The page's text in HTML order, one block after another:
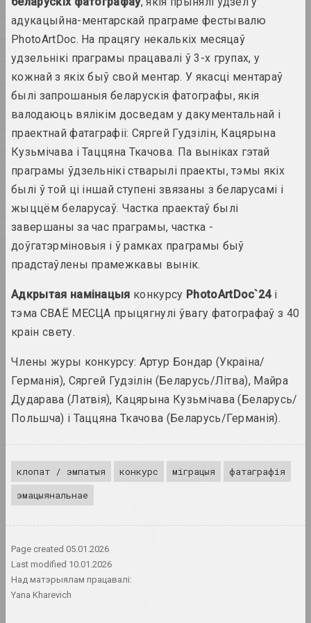
1995
1994
1992
1991
1990
1989
1988
1987
1985
1984
1982
1971
constraints
2024. выстава
1374 год
2024. выстава
2024. выстава
Крохалёў Кірыл, Руслан Вашкевіч, Віктар
Нікалаеў, Арт Фестываль
Art Festival 2024
Аляксей Шлык
GOO
2024. персанальная выстава
Леся Пчолка
Great Stone
in-between
2024. выстава
Кацярына Кузьмічова
Ганна Сакалова
адукацыйна-ментарскай праграме фестывалю
PhotoArtDoc. На працягу некалькіх месяцаў
удзельнікі праграмы працавалі ў 3-х групах, у
кожнай з якіх быў свой ментар. У якасці ментараў
былі запрошаныя беларускія фатографы, якія
валодаюць вялікім досведам у дакументальнай і
праектнай фатаграфіі: Сяргей Гудзілін, Кацярына
Кузьмічава і Таццяна Ткачова. Па выніках гэтай
праграмы ўдзельнікі стварылі праекты, тэмы якіх
былі ў той ці іншай ступені звязаны з беларусамі і
жыццём беларусаў. Частка праектаў былі
завершаны за час праграмы, частка -
доўгатэрміновыя і ў рамках праграмы быў
прадстаўлены прамежкавы вынік.
Адкрытая намінацыя конкурсу PhotoArtDoc`24і
тэма СВАЁ МЕСЦА прыцягнулі ўвагу фатографаў з 40
краін свету.
Члены журы конкурсу: Артур Бондар (Украіна/
Германія), Сяргей Гудзілін (Беларусь/Літва), Майра
Дударава (Латвія), Кацярына Кузьмічава (Беларусь/
Польшча) і Таццяна Ткачова (Беларусь/Германія).
клопат / эмпатыя конкурс міграцыя
фатаграфія
эмацыянальнае
Page created 05.01.2026
Last modified 10.01.2026
Над матэрыялам працавалі:
Yana Kharevich